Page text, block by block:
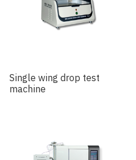
Single wing drop test
machine